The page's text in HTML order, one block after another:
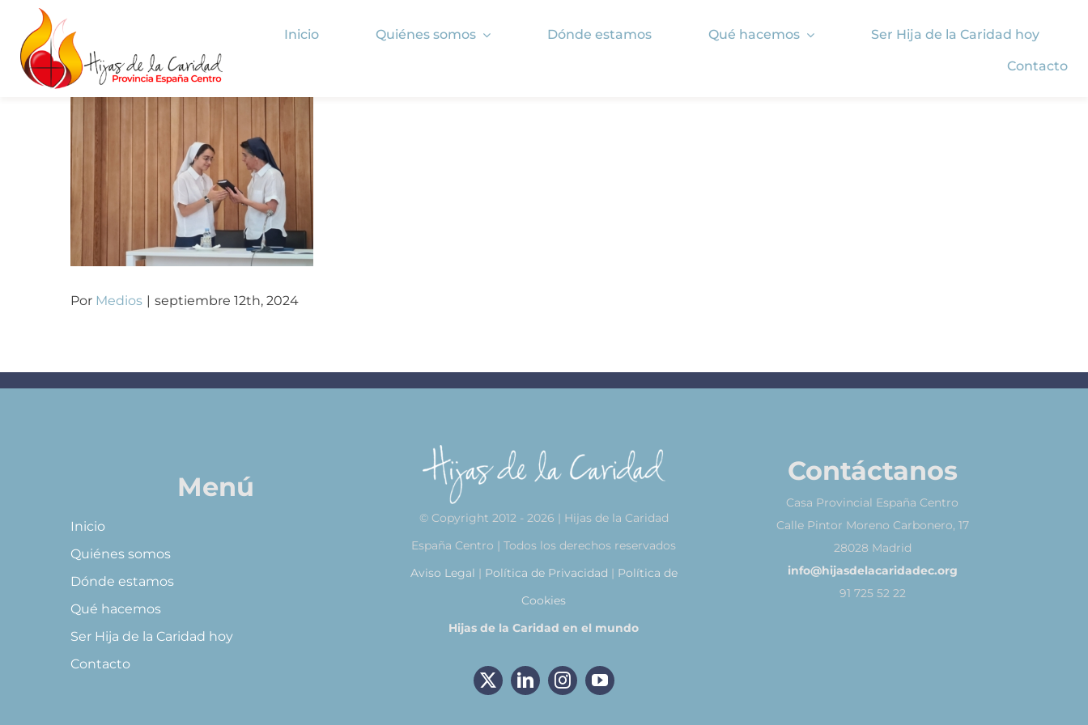
Saltar
contenido
Inicio Quiénes somos Dónde estamos Qué hacemos Ser Hija de la Caridad hoy
Contacto
Por Medios | septiembre 12th, 2024
Menú
Inicio
Quiénes somos
Dónde estamos
Qué hacemos
Ser Hija de la Caridad hoy
Contacto
© Copyright 2012 - 2026 | Hijas de la Caridad
España Centro | Todos los derechos reservados
Aviso Legal | Política de Privacidad | Política de
Cookies
Hijas de la Caridad en el mundo
Contáctanos
Casa Provincial España Centro
Calle Pintor Moreno Carbonero, 17
28028 Madrid
info@hijasdelacaridadec.org
91 725 52 22